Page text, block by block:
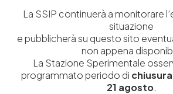
La SSIP continuerà a monitorare
situazione
e pubblicherà su questo sito
non appena
La Stazione Sperimentale
programmato periodo di
21 agosto.